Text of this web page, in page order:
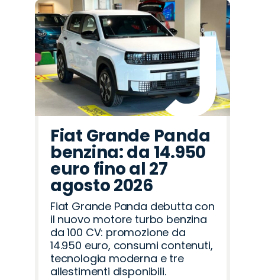
Fiat Grande Panda
benzina: da 14.950
euro fino al 27
agosto 2026
Fiat Grande Panda debutta con
il nuovo motore turbo benzina
da 100 CV: promozione da
14.950 euro, consumi contenuti,
tecnologia moderna e tre
allestimenti disponibili.